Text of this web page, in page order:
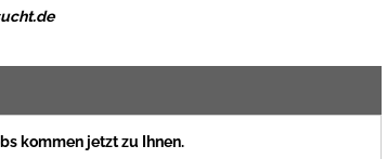
kommen jetzt zu Ihnen.